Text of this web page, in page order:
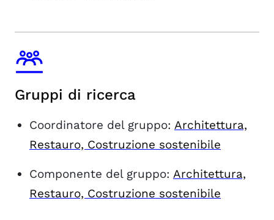
Gruppi di ricerca
Coordinatore del gruppo: Architettura,
Restauro, Costruzione sostenibile
Componente del gruppo: Architettura,
Restauro, Costruzione sostenibile